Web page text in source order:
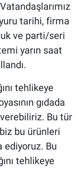
tarihi, firma
ve parti/seri
yarın saat
tehlikeye
gıdada
Bu tür
bu ürünleri
ediyoruz. Bu
tehlikeye